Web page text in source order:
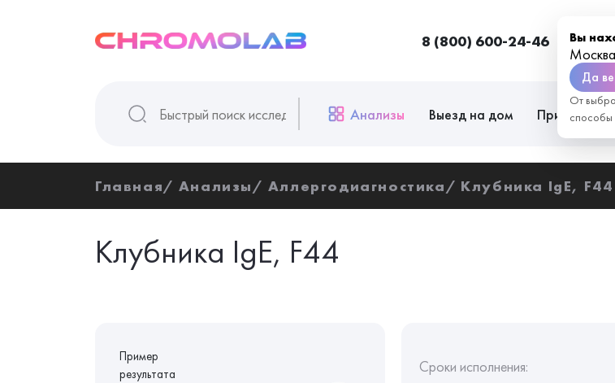
8 (800) 600-24-46 Вы
Москва
Да
От
способы
Анализы Выезд на дом Приём
Главная Анализы Аллергодиагностика Клубника IgE, F44
Клубника IgE, F44
Пример
результата
Сроки исполнения: